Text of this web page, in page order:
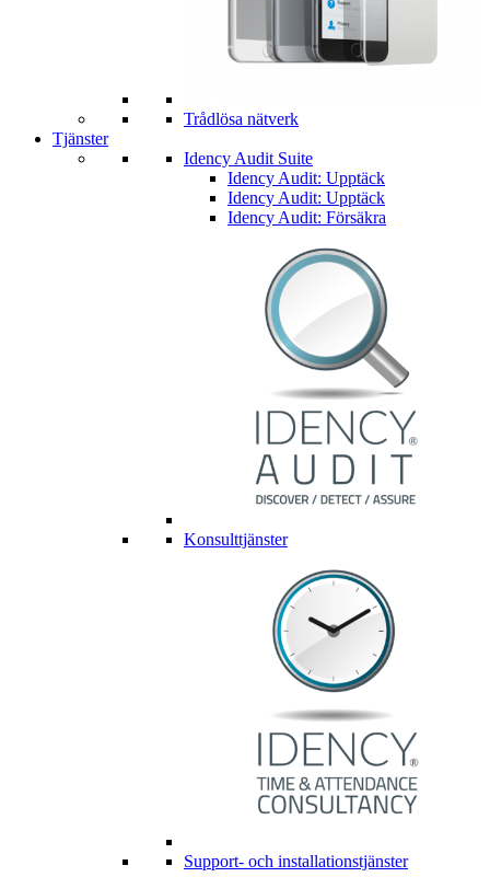
Trådlösa nätverk
Tjänster
Idency Audit Suite
Idency Audit: Upptäck
Idency Audit: Upptäck
Idency Audit: Försäkra
Konsulttjänster
Support- och installationstjänster